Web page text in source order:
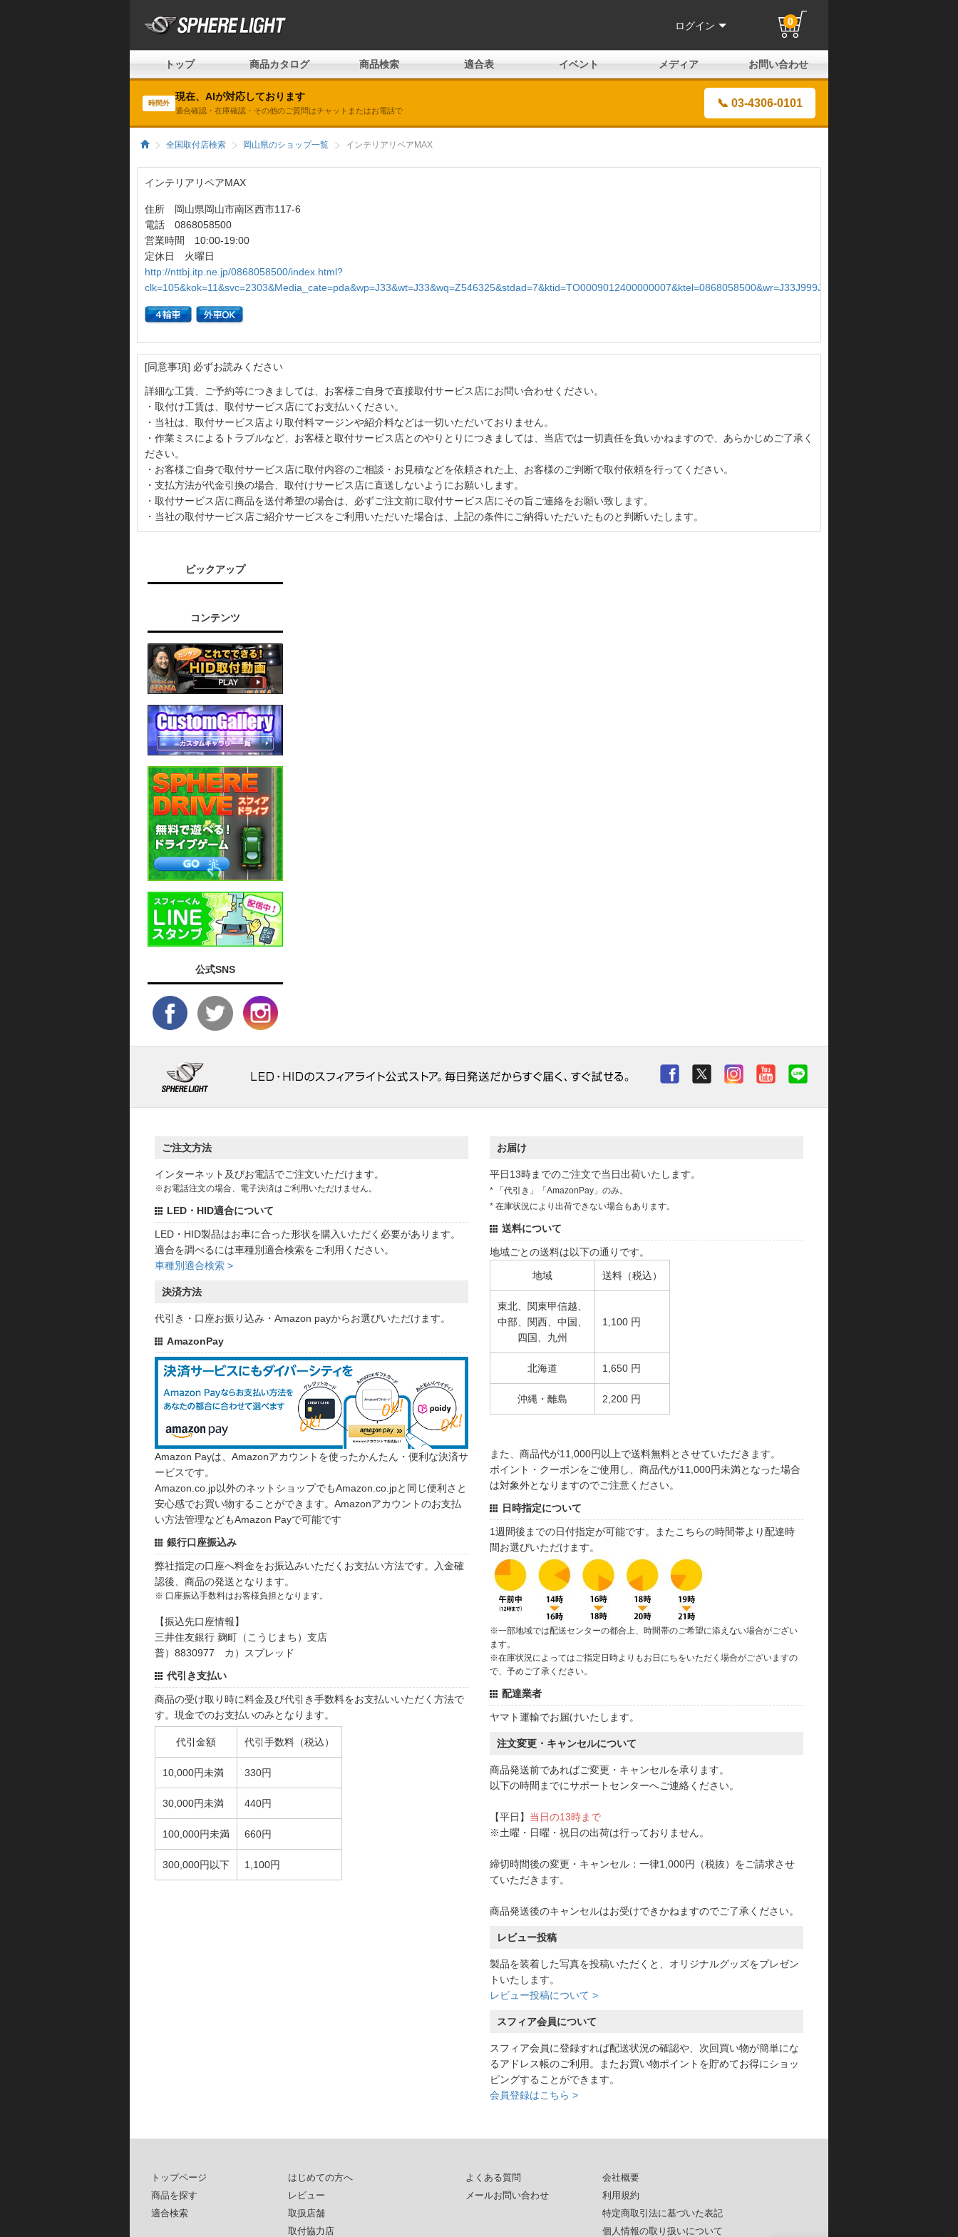
ログイン 0
トップ 商品カタログ 商品検索 適合表 イベント メディア お問い合わせ
時間外
現在、AIが対応しております
適合確認・在庫確認・その他のご質問はチャットまたはお電話で
📞 03-4306-0101
全国取付店検索 岡山県のショップ一覧 インテリアリペアMAX
インテリアリペアMAX
住所 岡山県岡山市南区西市117-6
電話 0868058500
営業時間 10:00-19:00
定休日 火曜日
http://nttbj.itp.ne.jp/0868058500/index.html?
[同意事項] 必ずお読みください
詳細な工賃、ご予約等につきましては、お客様ご自身で直接取付サービス店にお問い合わせください。
・取付け工賃は、取付サービス店にてお支払いください。
・当社は、取付サービス店より取付料マージンや紹介料などは一切いただいておりません。
・作業ミスによるトラブルなど、お客様と取付サービス店とのやりとりにつきましては、当店では一切責任を負いかねますので、あらかじめご了承く
ださい。
・お客様ご自身で取付サービス店に取付内容のご相談・お見積などを依頼された上、お客様のご判断で取付依頼を行ってください。
・支払方法が代金引換の場合、取付けサービス店に直送しないようにお願いします。
・取付サービス店に商品を送付希望の場合は、必ずご注文前に取付サービス店にその旨ご連絡をお願い致します。
・当社の取付サービス店ご紹介サービスをご利用いただいた場合は、上記の条件にご納得いただいたものと判断いたします。
ピックアップ
コンテンツ
公式SNS
ご注文方法
インターネット及びお電話でご注文いただけます。
※お電話注文の場合、電子決済はご利用いただけません。
LED・HID適合について
LED・HID製品はお車に合った形状を購入いただく必要があります。
適合を調べるには車種別適合検索をご利用ください。
車種別適合検索 >
決済方法
代引き・口座お振り込み・Amazon payからお選びいただけます。
AmazonPay
Amazon Payは、Amazonアカウントを使ったかんたん・便利な決済サ
ービスです。
Amazon.co.jp以外のネットショップでもAmazon.co.jpと同じ便利さと
安心感でお買い物することができます。Amazonアカウントのお支払
い方法管理などもAmazon Payで可能です
銀行口座振込み
弊社指定の口座へ料金をお振込みいただくお支払い方法です。入金確
認後、商品の発送となります。
※ 口座振込手数料はお客様負担となります。
【振込先口座情報】
三井住友銀行 麹町（こうじまち）支店
普）8830977 カ）スプレッド
代引き支払い
商品の受け取り時に料金及び代引き手数料をお支払いいただく方法で
す。現金でのお支払いのみとなります。
代引金額 代引手数料（税込）
10,000円未満 330円
30,000円未満 440円
100,000円未満 660円
300,000円以下 1,100円
お届け
平日13時までのご注文で当日出荷いたします。
* 「代引き」「AmazonPay」のみ。
* 在庫状況により出荷できない場合もあります。
送料について
地域ごとの送料は以下の通りです。
地域 送料（税込）
東北、関東甲信越、
中部、関西、中国、
四国、九州
1,100 円
北海道 1,650 円
沖縄・離島 2,200 円
また、商品代が11,000円以上で送料無料とさせていただきます。
ポイント・クーポンをご使用し、商品代が11,000円未満となった場合
は対象外となりますのでご注意ください。
日時指定について
1週間後までの日付指定が可能です。またこちらの時間帯より配達時
間お選びいただけます。
※一部地域では配送センターの都合上、時間帯のご希望に添えない場合がござい
ます。
※在庫状況によってはご指定日時よりもお日にちをいただく場合がございますの
で、予めご了承ください。
配達業者
ヤマト運輸でお届けいたします。
注文変更・キャンセルについて
商品発送前であればご変更・キャンセルを承ります。
以下の時間までにサポートセンターへご連絡ください。
【平日】 当日の13時まで
※土曜・日曜・祝日の出荷は行っておりません。
締切時間後の変更・キャンセル：一律1,000円（税抜）をご請求させ
ていただきます。
商品発送後のキャンセルはお受けできかねますのでご了承ください。
レビュー投稿
製品を装着した写真を投稿いただくと、オリジナルグッズをプレゼン
トいたします。
レビュー投稿について >
スフィア会員について
スフィア会員に登録すれば配送状況の確認や、次回買い物が簡単にな
るアドレス帳のご利用。またお買い物ポイントを貯めてお得にショッ
ピングすることができます。
会員登録はこちら >
トップページ
商品を探す
適合検索
はじめての方へ
レビュー
取扱店舗
取付協力店
よくある質問
メールお問い合わせ
会社概要
利用規約
特定商取引法に基づいた表記
個人情報の取り扱いについて